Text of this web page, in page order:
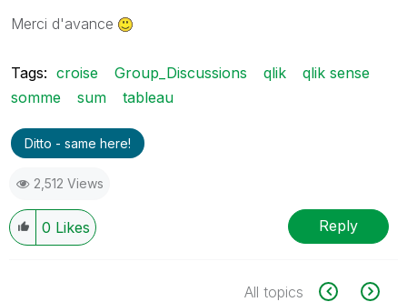
Merci d'avance
Tags: croise Group_Discussions qlik
qlik sense
somme
sum tableau
Ditto - same here!
2,512 Views
0 Likes Reply
All topics